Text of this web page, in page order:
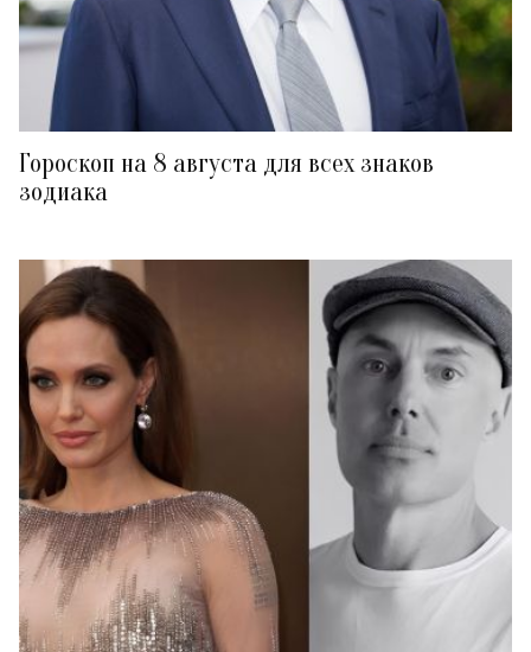
Гороскоп на 8 августа для всех знаков
зодиака